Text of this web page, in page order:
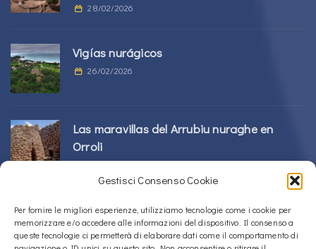
Gestisci Consenso Cookie
Per fornire le migliori esperienze, utilizziamo tecnologie come i cookie per
memorizzare e/o accedere alle informazioni del dispositivo. Il consenso a
queste tecnologie ci permetterà di elaborare dati come il comportamento di
28/02/2026
Vigías nurágicos
26/02/2026
Las maravillas del Arrubiu nuraghe en
Orroli
24/02/2026
Complejo Sos Nurattolos Nuragic en Alà
dei Sardi
23/02/2026